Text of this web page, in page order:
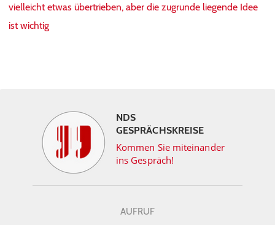
vielleicht etwas übertrieben, aber die zugrunde liegende Idee
ist wichtig
NDS
GESPRÄCHSKREISE
Kommen Sie miteinander
ins Gespräch!
AUFRUF